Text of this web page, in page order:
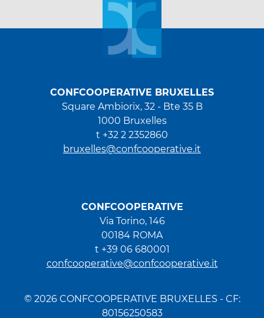
CONFCOOPERATIVE BRUXELLES
Square Ambiorix, 32 - Bte 35 B
1000 Bruxelles
t +32 2 2352860
bruxelles@confcooperative.it
CONFCOOPERATIVE
Via Torino, 146
00184 ROMA
t +39 06 680001
confcooperative@confcooperative.it
© 2026 CONFCOOPERATIVE BRUXELLES - CF:
80156250583